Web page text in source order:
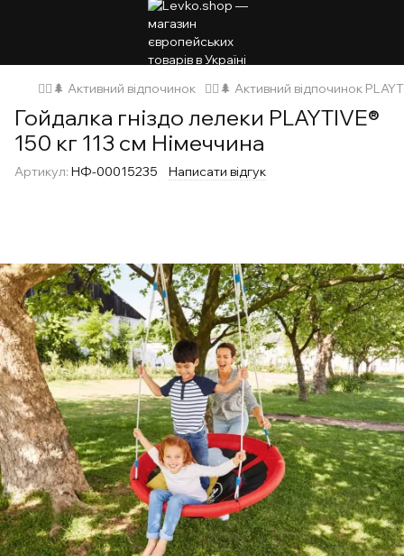
🚵‍♂️🌲 Активний відпочинок 🚵‍♂️🌲 Активний відпочинок
Гойдалка гніздо лелеки PLAYTIVE®
150 кг 113 см Німеччина
Артикул: НФ-00015235 Написати відгук